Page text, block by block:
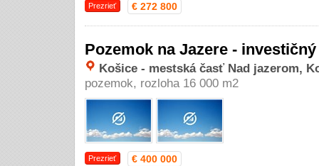
Prezrieť € 272 800
Pozemok na Jazere - investičný
Košice - mestská časť Nad jazerom,
pozemok, rozloha 16 000 m2
Prezrieť € 400 000